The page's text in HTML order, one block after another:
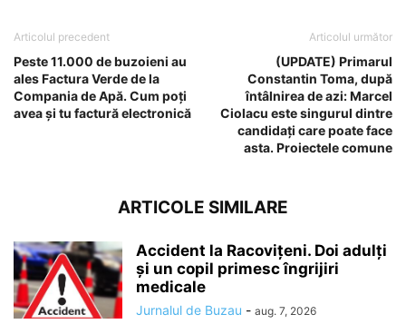
Articolul precedent
Peste 11.000 de buzoieni au
ales Factura Verde de la
Compania de Apă. Cum poți
avea și tu factură electronică
Articolul următor
(UPDATE) Primarul
Constantin Toma, după
întâlnirea de azi: Marcel
Ciolacu este singurul dintre
candidați care poate face
asta. Proiectele comune
ARTICOLE SIMILARE
Accident la Racovițeni. Doi adulți
și un copil primesc îngrijiri
medicale
Jurnalul de Buzau - aug. 7, 2026